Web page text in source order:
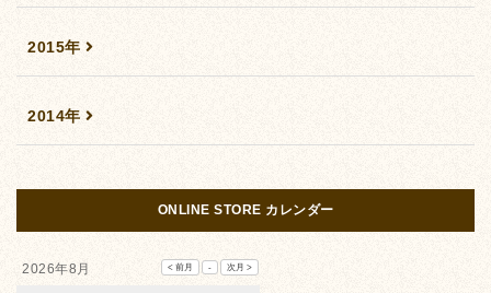
2015年
2014年
ONLINE STORE カレンダー
2026年8月